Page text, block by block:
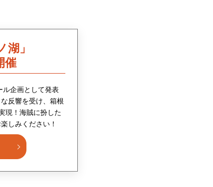
湖」
催
ル企画として発表
反響を受け、箱根
現！海賊に扮した
しみください！